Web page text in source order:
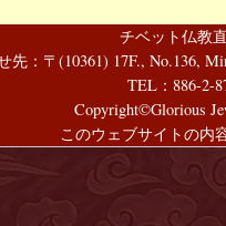
チベット仏教
先：〒(10361) 17F., No.136,
TEL：886-2-
Copyright©Glorious
このウェブサイトの内